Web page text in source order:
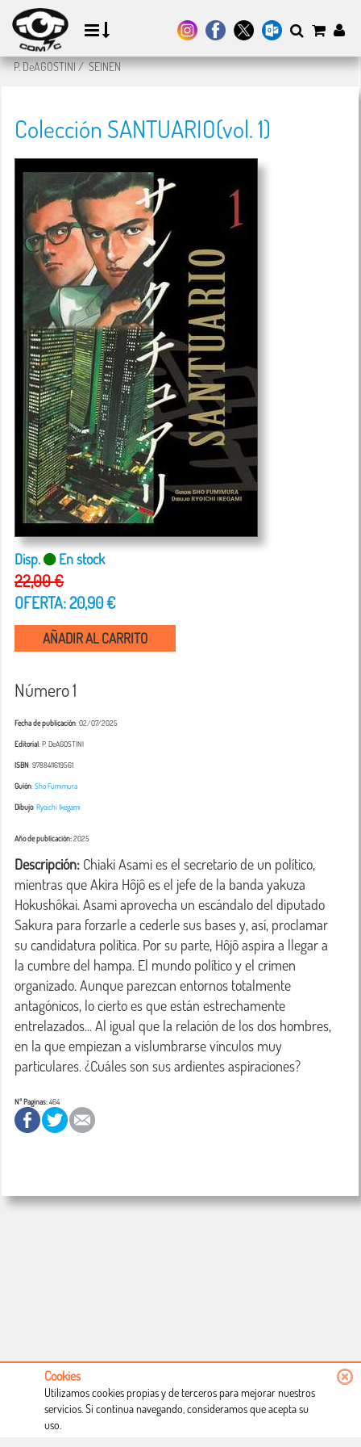
P. DeAGOSTINI/SEINEN
Colección SANTUARIO(vol. 1)
Disp. En stock
22,00 €
OFERTA: 20,90 €
AÑADIR AL CARRITO
Número 1
Fecha de publicación: 02/07/2025
Editorial: P. DeAGOSTINI
ISBN: 9788411619561
Guión:Sho Fumimura
Dibujo:Ryoichi Ikegami
Año de publicación:2025
Descripción: Chiaki Asami es el secretario de un político,
mientras que Akira Hôjô es el jefe de la banda yakuza
Hokushôkai. Asami aprovecha un escándalo del diputado
Sakura para forzarle a cederle sus bases y, así, proclamar
su candidatura política. Por su parte, Hôjô aspira a llegar a
la cumbre del hampa. El mundo político y el crimen
organizado. Aunque parezcan entornos totalmente
antagónicos, lo cierto es que están estrechamente
entrelazados... Al igual que la relación de los dos hombres,
en la que empiezan a vislumbrarse vínculos muy
particulares. ¿Cuáles son sus ardientes aspiraciones?
Nº Paginas:464
Condiciones de uso
Cookies
Utilizamos cookies propias y de terceros para mejorar nuestros
servicios. Si continua navegando, consideramos que acepta su
uso.